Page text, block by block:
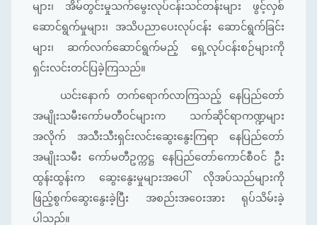
များ၊ အိမ်တွင်းမှုသက်မွေးလုပ်ငန်းသင်တန်းများ ဖွင့်လှစ်
ဆောင်ရွက်မှုများ၊ အသိပညာပေးလုပ်ငန်း ဆောင်ရွက်ခြင်း
များ၊ ဆက်လက်ဆောင်ရွက်မည့် ရှေ့လုပ်ငန်းစဉ်များကို
ရှင်းလင်းတင်ပြခဲ့ကြသည်။
ယင်းနောက် တက်ရောက်လာကြသည့် နေပြည်တော်
အမျိုးသမီးကော်မတီဝင်များက သက်ဆိုင်ရာကဏ္ဍများ
အလိုက် အသီးသီးရှင်းလင်းဆွေးနွေးကြရာ နေပြည်တော်
အမျိုးသမီး ကော်မတီဥက္ကဋ္ဌ နေပြည်တော်ကောင်စီဝင် ဦး
ထွန်းထွန်းက ဆွေးနွေးမှုများအပေါ် လိုအပ်သည်များကို
ဖြည့်စွက်ဆွေးနွေးခဲ့ပြီး အစည်းအဝေးအား ရုပ်သိမ်းခဲ့
ပါသည်။